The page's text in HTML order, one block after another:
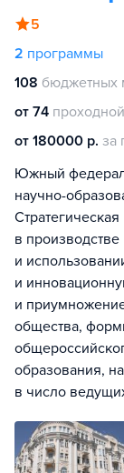
5
2 программы
108 бюджетных
от 74
от 180000 р. за
Южный
научно-
в
и
и
и
общества,
образования,
в число